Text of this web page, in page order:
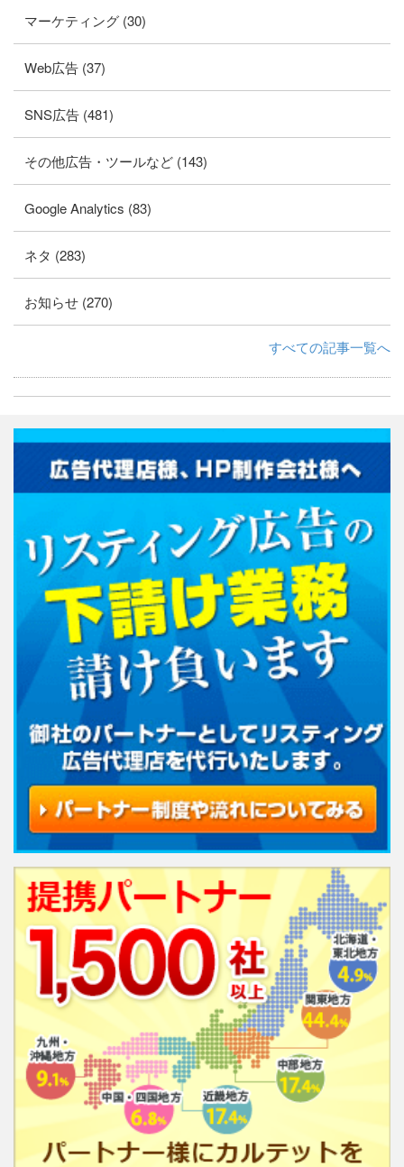
マーケティング (30)
Web広告 (37)
SNS広告 (481)
その他広告・ツールなど (143)
Google Analytics (83)
ネタ (283)
お知らせ (270)
すべての記事一覧へ